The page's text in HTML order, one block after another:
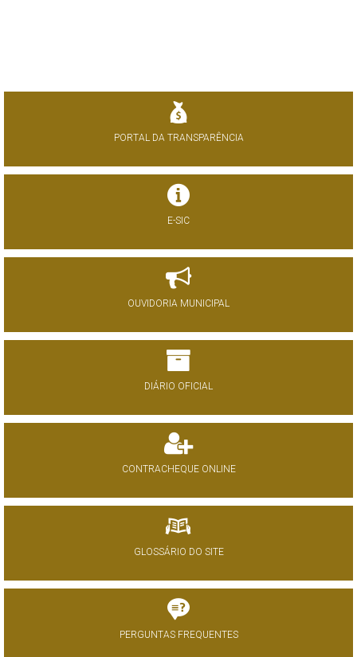
PORTAL DA TRANSPARÊNCIA
E-SIC
OUVIDORIA MUNICIPAL
DIÁRIO OFICIAL
CONTRACHEQUE ONLINE
GLOSSÁRIO DO SITE
PERGUNTAS FREQUENTES